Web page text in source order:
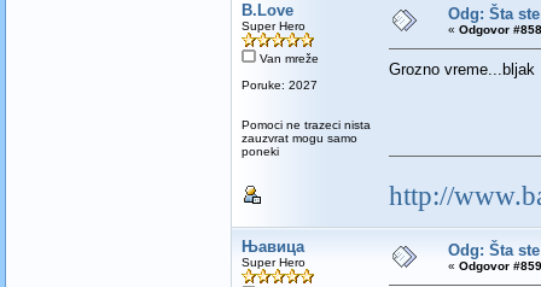
B.Love
Super Hero
Van mreže
Poruke: 2027
Pomoci ne trazeci nista
zauzvrat mogu samo
poneki
Odg: Šta
« Odgovor
Grozno
http://
Њавица
Super Hero
Odg: Šta
« Odgovor